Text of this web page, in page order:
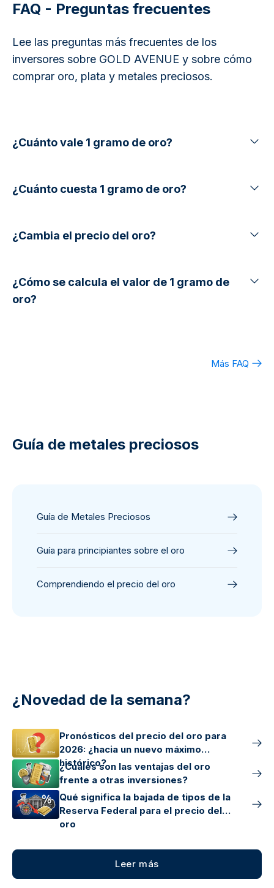
FAQ - Preguntas frecuentes
Lee las preguntas más frecuentes de los
inversores sobre GOLD AVENUE y sobre cómo
comprar oro, plata y metales preciosos.
¿Cuánto vale 1 gramo de oro?
¿Cuánto cuesta 1 gramo de oro?
¿Cambia el precio del oro?
¿Cómo se calcula el valor de 1 gramo de
oro?
Más FAQ
Guía de metales preciosos
Guía de Metales Preciosos
Guía para principiantes sobre el oro
Comprendiendo el precio del oro
¿Novedad de la semana?
Pronósticos del precio del oro para
2026: ¿hacia un nuevo máximo
histórico?
¿Cuáles son las ventajas del oro
frente a otras inversiones?
Qué significa la bajada de tipos de la
Reserva Federal para el precio del
oro
Leer más